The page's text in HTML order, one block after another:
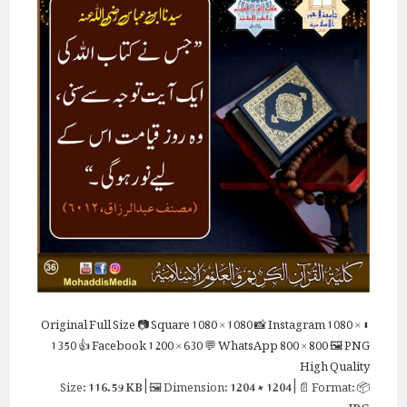
⬇ Original
Full Size📷 Square1080 × 1080📸 Instagram1080 ×
1350👍 Facebook1200 × 630💬 WhatsApp800 × 800🖼 PNG
High Quality
📦 Size:
116.59 KB| 🖼 Dimension:1204 × 1204| 📄 Format: